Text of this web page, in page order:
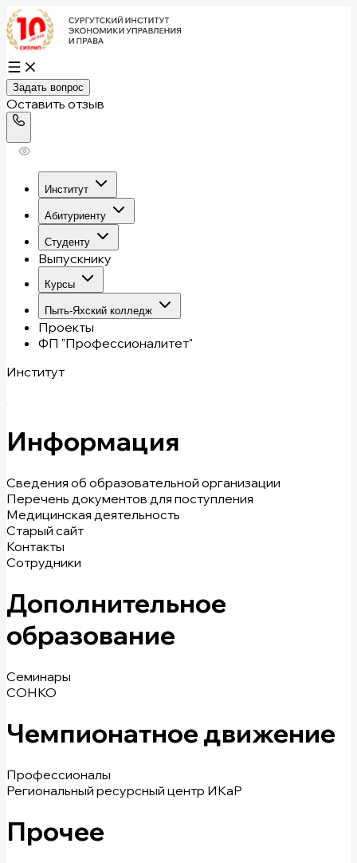
Задать вопрос
Оставить отзыв
Институт
Абитуриенту
Студенту
Выпускнику
Курсы
Пыть-Яхский колледж
Проекты
ФП "Профессионалитет"
Институт
Информация
Сведения об образовательной организации
Перечень документов для поступления
Медицинская деятельность
Старый сайт
Контакты
Сотрудники
Дополнительное
образование
Семинары
СОНКО
Чемпионатное движение
Профессионалы
Региональный ресурсный центр ИКаР
Прочее